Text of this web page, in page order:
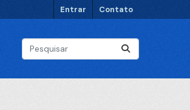
Entrar Contato